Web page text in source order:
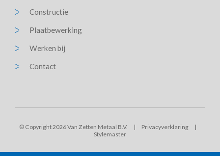
Constructie
Plaatbewerking
Werken bij
Contact
© Copyright 2026 Van Zetten Metaal B.V. | Privacyverklaring
|
Stylemaster